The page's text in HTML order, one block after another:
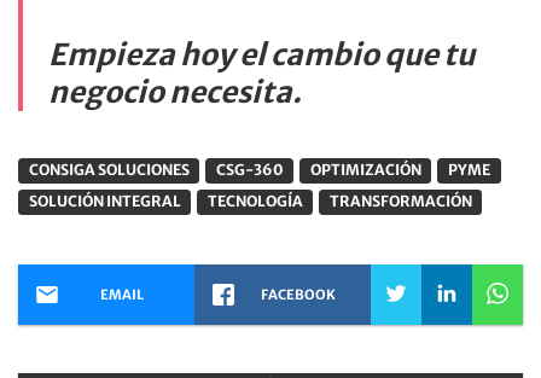
Empieza hoy el cambio que tu
negocio necesita.
CONSIGA SOLUCIONES CSG-360 OPTIMIZACIÓN
PYME
SOLUCIÓN INTEGRAL
TECNOLOGÍA TRANSFORMACIÓN
EMAIL FACEBOOK